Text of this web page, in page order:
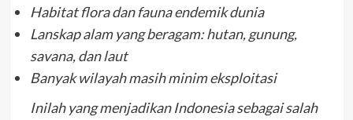
Habitat flora dan fauna endemik dunia
Lanskap alam yang beragam: hutan, gunung,
savana, dan laut
Banyak wilayah masih minim eksploitasi
Inilah yang menjadikan Indonesia sebagai salah